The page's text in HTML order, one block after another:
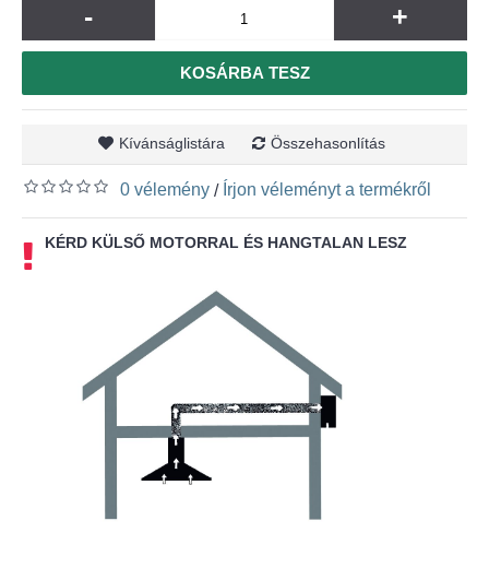
- +
KOSÁRBA TESZ
Kívánságlistára Összehasonlítás
0 vélemény / Írjon véleményt a termékről
KÉRD KÜLSŐ MOTORRAL ÉS HANGTALAN LESZ